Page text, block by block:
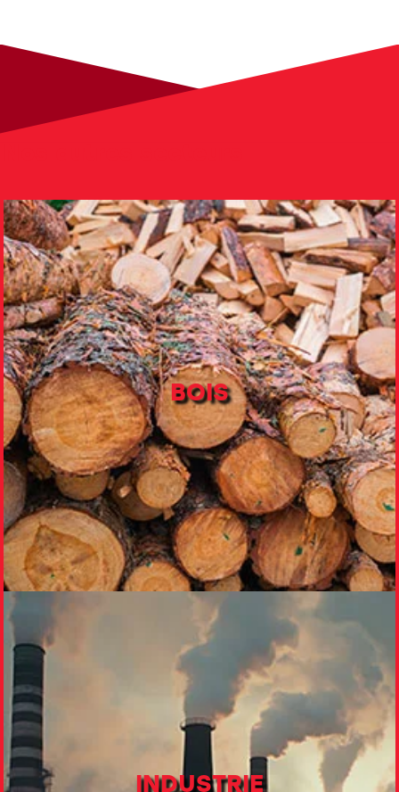
BOIS
INDUSTRIE